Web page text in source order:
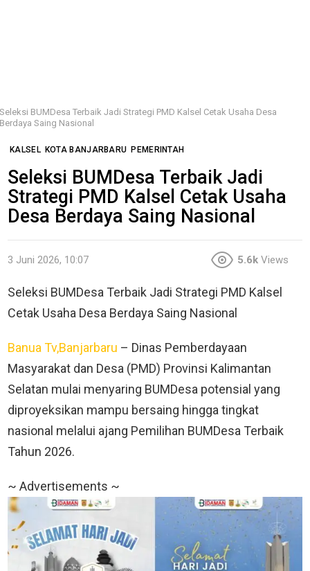
Seleksi BUMDesa Terbaik Jadi Strategi PMD Kalsel Cetak Usaha Desa
Berdaya Saing Nasional
KALSEL KOTA BANJARBARU PEMERINTAH
Seleksi BUMDesa Terbaik Jadi
Strategi PMD Kalsel Cetak Usaha
Desa Berdaya Saing Nasional
3 Juni 2026, 10:07 5.6k Views
Seleksi BUMDesa Terbaik Jadi Strategi PMD Kalsel
Cetak Usaha Desa Berdaya Saing Nasional
Banua Tv,Banjarbaru – Dinas Pemberdayaan
Masyarakat dan Desa (PMD) Provinsi Kalimantan
Selatan mulai menyaring BUMDesa potensial yang
diproyeksikan mampu bersaing hingga tingkat
nasional melalui ajang Pemilihan BUMDesa Terbaik
Tahun 2026.
~ Advertisements ~